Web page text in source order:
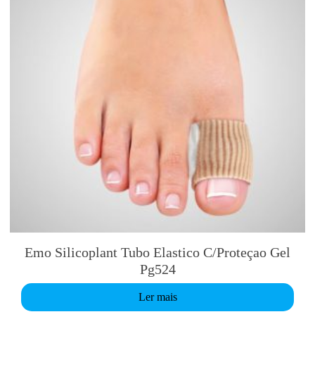
Emo Silicoplant Tubo Elastico C/Proteçao Gel
Pg524
Ler mais